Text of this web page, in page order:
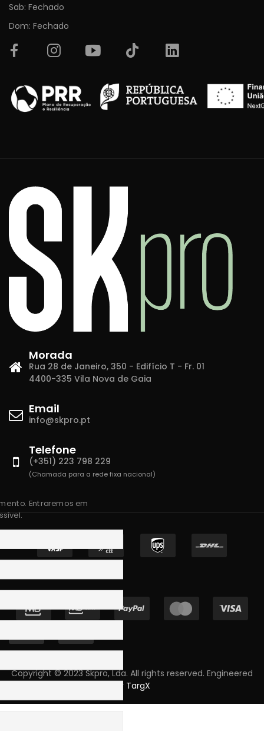
Sab: Fechado
Dom: Fechado
Morada
Rua 28 de Janeiro, 350 - Edifício T - Fr. 01
4400-335 Vila Nova de Gaia
Email
info@skpro.pt
Telefone
(+351) 223 798 229
(Chamada para a rede fixa nacional)
Copyright © 2023 Skpro, Lda. All rights reserved. Engineered
by TargX
Entraremos em